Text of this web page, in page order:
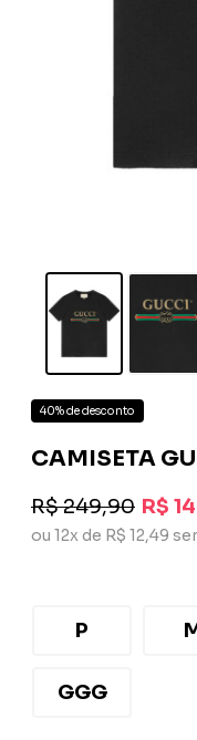
40% de desconto
CAMISETA
R$ 249,90 R$
ou 12x de R$ 12,49
P
GGG